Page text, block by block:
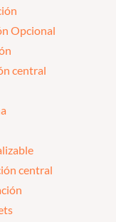
Opcional
central
central